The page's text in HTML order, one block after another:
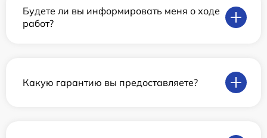
Будете ли вы информировать меня о ходе
работ?
Какую гарантию вы предоставляете?